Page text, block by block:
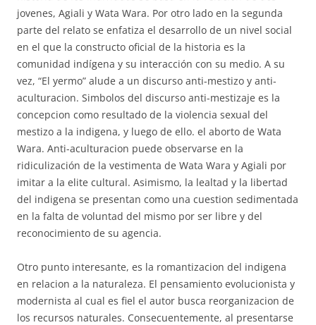
jovenes, Agiali y Wata Wara. Por otro lado en la segunda
parte del relato se enfatiza el desarrollo de un nivel social
en el que la constructo oficial de la historia es la
comunidad indígena y su interacción con su medio. A su
vez, “El yermo” alude a un discurso anti-mestizo y anti-
aculturacion. Simbolos del discurso anti-mestizaje es la
concepcion como resultado de la violencia sexual del
mestizo a la indigena, y luego de ello. el aborto de Wata
Wara. Anti-aculturacion puede observarse en la
ridiculización de la vestimenta de Wata Wara y Agiali por
imitar a la elite cultural. Asimismo, la lealtad y la libertad
del indigena se presentan como una cuestion sedimentada
en la falta de voluntad del mismo por ser libre y del
reconocimiento de su agencia.
Otro punto interesante, es la romantizacion del indigena
en relacion a la naturaleza. El pensamiento evolucionista y
modernista al cual es fiel el autor busca reorganizacion de
los recursos naturales. Consecuentemente, al presentarse